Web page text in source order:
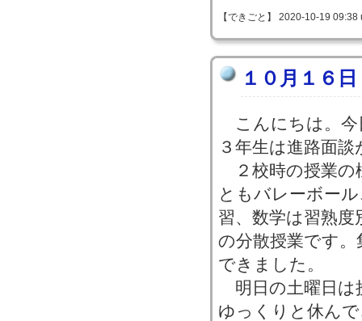
【できごと】 2020-10-19
１０月１６
こんにちは。今
３年生は進路面
２校時の授業の
ともバレーボー
習、数学は習熟度
の分散授業です
できました。
明日の土曜日は
ゆっくりと休ん